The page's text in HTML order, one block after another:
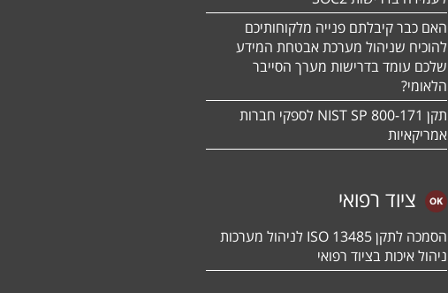
האם כבר קיבלתם פנייה מלקוחותיכם
להוכיח שניהול מערכת אבטחת המידע
שלכם עומד בדרישות מערך הסייבר
הלאומי?
תקן NIST SP 800-171 לספקי חברות
אמריקאיות
ציוד רפואי
הסמכה לתקן 13485 ISO לניהול מערכות
ניהול איכות בציוד רפואי